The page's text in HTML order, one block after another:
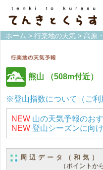
ホーム > 行楽地の天気 > 高原
熊山 （508m付近）
※登山指数について（ご利
NEW 山の天気予報のお
NEW 登山シーズンに向
周辺データ（和気）
（ポイントか